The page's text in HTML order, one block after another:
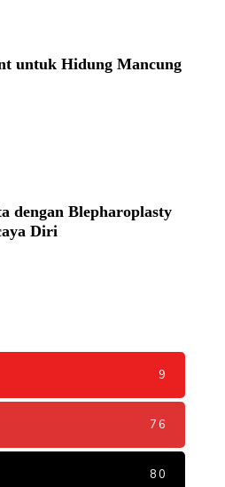
untuk Hidung Mancung
dengan Blepharoplasty
Diri
9
76
80